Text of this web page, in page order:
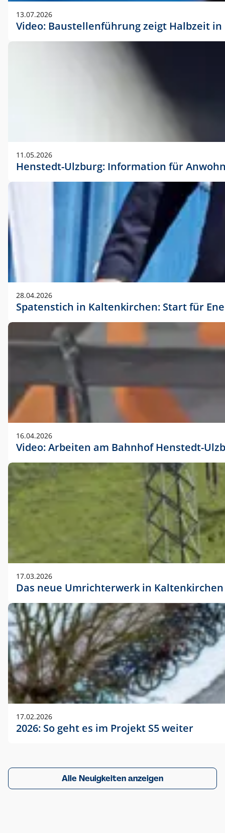
13.07.2026
Video: Baustellenführung zeigt Halbzeit
11.05.2026
Henstedt-Ulzburg: Information für
28.04.2026
Spatenstich in Kaltenkirchen: Start für
16.04.2026
Video: Arbeiten am Bahnhof Henstedt-
17.03.2026
Das neue Umrichterwerk in Kaltenkirchen
17.02.2026
2026: So geht es im Projekt S5 weiter
Alle Neuigkeiten anzeigen